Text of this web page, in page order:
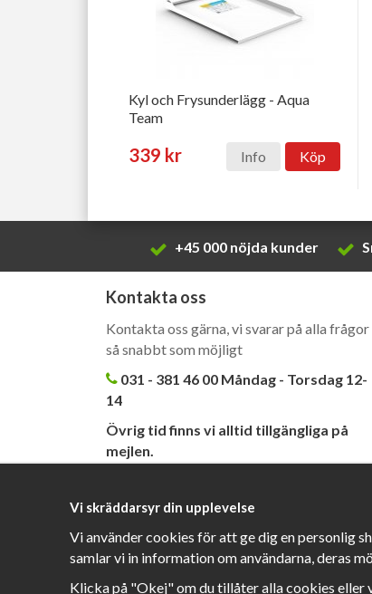
Kyl och Frysunderlägg - Aqua
Team
339 kr Info Köp
+45 000 nöjda kunder
Kontakta oss
Kontakta oss gärna, vi svarar på alla frågor
så snabbt som möjligt
031 - 381 46 00 Måndag - Torsdag 12-
14
Övrig tid finns vi alltid tillgängliga på
mejlen.
kundtjanst@barahandtag.se
Vi skräddarsyr din upplevelse
Vi använder cookies för att ge dig en personlig
samlar vi in information om användarna, deras
Klicka på "Okej" om du tillåter alla cookies